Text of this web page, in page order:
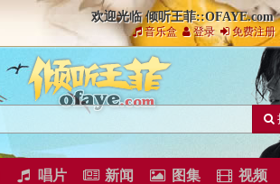
欢迎光临 倾听王菲::OFAYE.com
音乐盒 登录 免费注册
唱片 新闻 图集 视频